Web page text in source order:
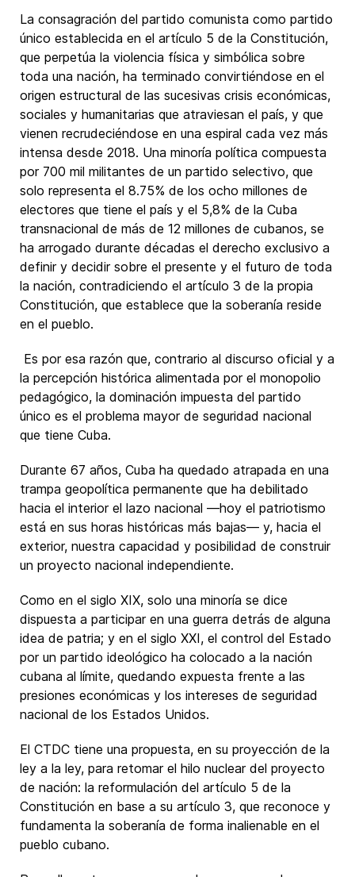
La consagración del partido comunista como partido
único establecida en el artículo 5 de la Constitución,
que perpetúa la violencia física y simbólica sobre
toda una nación, ha terminado convirtiéndose en el
origen estructural de las sucesivas crisis económicas,
sociales y humanitarias que atraviesan el país, y que
vienen recrudeciéndose en una espiral cada vez más
intensa desde 2018. Una minoría política compuesta
por 700 mil militantes de un partido selectivo, que
solo representa el 8.75% de los ocho millones de
electores que tiene el país y el 5,8% de la Cuba
transnacional de más de 12 millones de cubanos, se
ha arrogado durante décadas el derecho exclusivo a
definir y decidir sobre el presente y el futuro de toda
la nación, contradiciendo el artículo 3 de la propia
Constitución, que establece que la soberanía reside
en el pueblo.
Es por esa razón que, contrario al discurso oficial y a
la percepción histórica alimentada por el monopolio
pedagógico, la dominación impuesta del partido
único es el problema mayor de seguridad nacional
que tiene Cuba.
Durante 67 años, Cuba ha quedado atrapada en una
trampa geopolítica permanente que ha debilitado
hacia el interior el lazo nacional ―hoy el patriotismo
está en sus horas históricas más bajas― y, hacia el
exterior, nuestra capacidad y posibilidad de construir
un proyecto nacional independiente.
Como en el siglo XIX, solo una minoría se dice
dispuesta a participar en una guerra detrás de alguna
idea de patria; y en el siglo XXI, el control del Estado
por un partido ideológico ha colocado a la nación
cubana al límite, quedando expuesta frente a las
presiones económicas y los intereses de seguridad
nacional de los Estados Unidos.
El CTDC tiene una propuesta, en su proyección de la
ley a la ley, para retomar el hilo nuclear del proyecto
de nación: la reformulación del artículo 5 de la
Constitución en base a su artículo 3, que reconoce y
fundamenta la soberanía de forma inalienable en el
pueblo cubano.